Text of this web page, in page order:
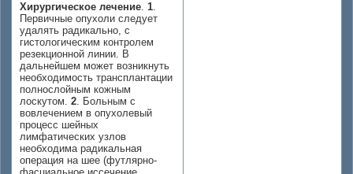
Хирургическое лечение. 1.
Первичные опухоли следует
удалять радикально, с
гистологическим контролем
резекционной линии. В
дальнейшем может возникнуть
необходимость трансплантации
полнослойным кожным
лоскутом. 2. Больным с
вовлечением в опухолевый
процесс шейных
лимфатических узлов
необходима радикальная
операция на шее (футлярно-